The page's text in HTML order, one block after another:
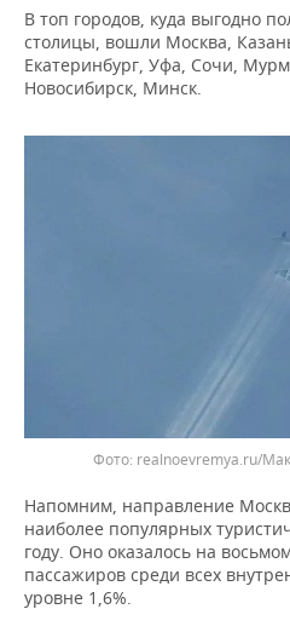
ХОККЕЙ С МЯЧОМ
ПРОИСШЕСТВИЯ
В топ городов, куда выгодно
столицы, вошли Москва,
Екатеринбург, Уфа, Сочи,
Новосибирск, Минск.
realnoevremya.ru/
Напомним, направление
наиболее популярных
году. Оно оказалось на
пассажиров среди всех
уровне 1,6%.